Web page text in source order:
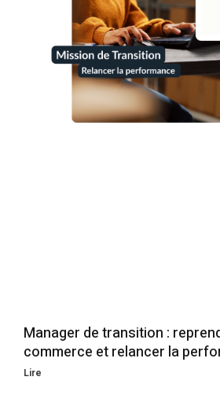
Manager de transition :
commerce et relancer la
Lire